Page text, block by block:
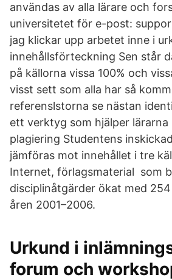
användas av alla lärare och
universitetet för e-post:
jag klickar upp arbetet inne i
innehållsförteckning Sen står
på källorna vissa 100% och
visst sett som alla har så
referenslstorna se nästan
ett verktyg som hjälper
plagiering Studentens
jämföras mot innehållet i tre
Internet, förlagsmaterial som
disciplinåtgärder ökat med
åren 2001–2006.
Urkund i
forum och